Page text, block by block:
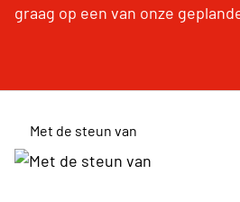
graag op een van onze
Met de steun van